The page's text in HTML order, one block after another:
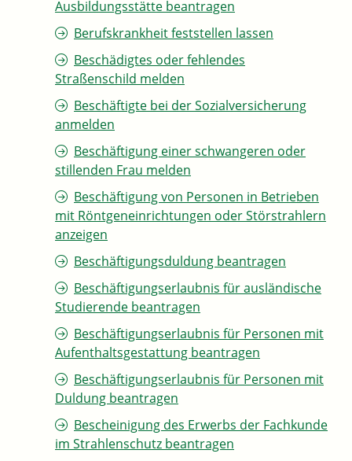
Ausbildungsstätte beantragen
Berufskrankheit feststellen lassen
Beschädigtes oder fehlendes
Straßenschild melden
Beschäftigte bei der Sozialversicherung
anmelden
Beschäftigung einer schwangeren oder
stillenden Frau melden
Beschäftigung von Personen in Betrieben
mit Röntgeneinrichtungen oder Störstrahlern
anzeigen
Beschäftigungsduldung beantragen
Beschäftigungserlaubnis für ausländische
Studierende beantragen
Beschäftigungserlaubnis für Personen mit
Aufenthaltsgestattung beantragen
Beschäftigungserlaubnis für Personen mit
Duldung beantragen
Bescheinigung des Erwerbs der Fachkunde
im Strahlenschutz beantragen